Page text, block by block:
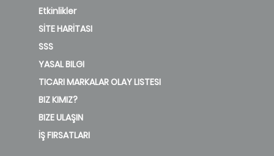
Etkinlikler
SİTE HARİTASI
SSS
YASAL BILGI
TICARI MARKALAR OLAY LISTESI
BIZ KIMIZ?
BIZE ULAŞIN
İŞ FIRSATLARI